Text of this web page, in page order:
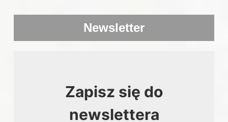
Newsletter
Zapisz się do
newslettera